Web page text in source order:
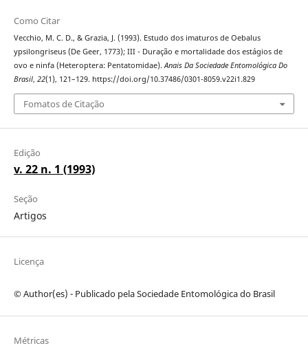
Como Citar
Vecchio, M. C. D., & Grazia, J. (1993). Estudo dos imaturos de Oebalus
ypsilongriseus (De Geer, 1773); III - Duração e mortalidade dos estágios de
ovo e ninfa (Heteroptera: Pentatomidae).Anais Da Sociedade Entomológica Do
Brasil, 22(1), 121–129. https://doi.org/10.37486/0301-8059.v22i1.829
Fomatos de Citação
Edição
v. 22 n. 1 (1993)
Seção
Artigos
Licença
© Author(es) - Publicado pela Sociedade Entomológica do Brasil
Métricas